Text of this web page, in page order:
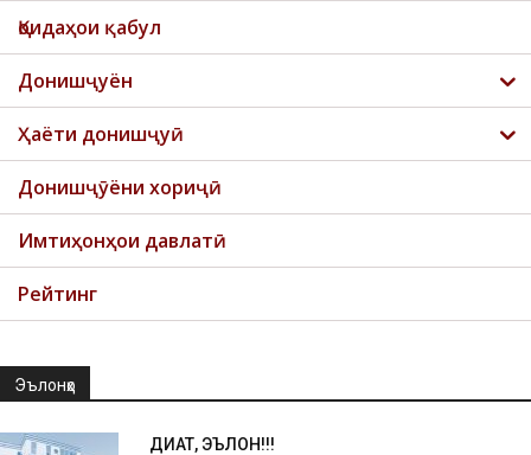
Қоидаҳои қабул
Донишҷуён
Ҳаёти донишҷуӣ
Донишҷӯёни хориҷӣ
Имтиҳонҳои давлатӣ
Рейтинг
Эълонҳо
ДИҚҚАТ, ЭЪЛОН!!!